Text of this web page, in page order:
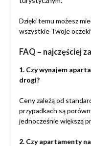
Dzięki temu możesz
wszystkie Twoje
FAQ – najczęściej
1. Czy wynajem
drogi?
Ceny zależą od
przypadkach są
jednocześnie większą
2. Czy apartamenty